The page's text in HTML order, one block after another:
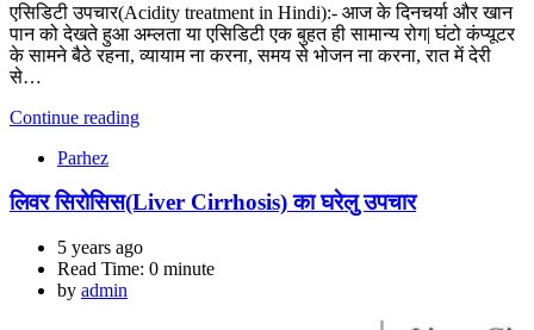
एसिडिटी उपचार(Acidity treatment in Hindi):- आज के दिनचर्या और खान
पान को देखते हुआ अम्लता या एसिडिटी एक बुहत ही सामान्य रोग| घंटो कंप्यूटर
के सामने बैठे रहना, व्यायाम ना करना, समय से भोजन ना करना, रात में देरी
से…
Continue reading
Parhez
लिवर सिरोसिस(Liver Cirrhosis) का घरेलु उपचार
5 years ago
Read Time: 0 minute
by admin